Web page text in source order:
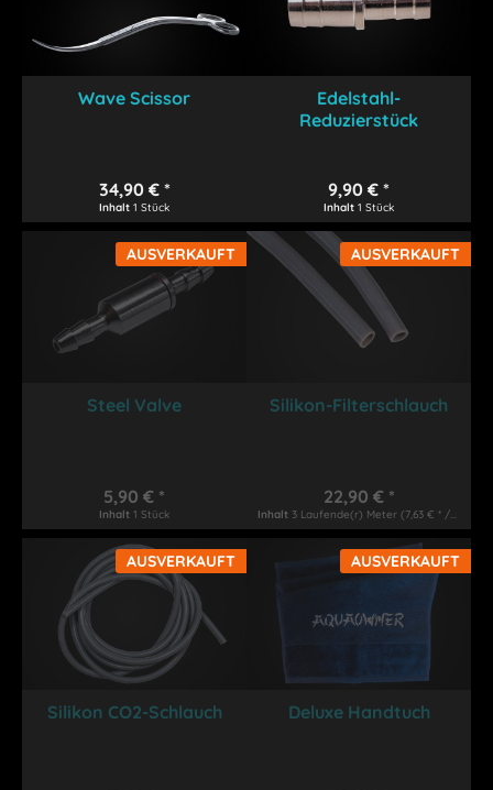
Wave Scissor
34,90 € *
Inhalt1 Stück
Edelstahl-
Reduzierstück
9,90 € *
Inhalt1 Stück
AUSVERKAUFT
Steel Valve
5,90 € *
Inhalt1 Stück
AUSVERKAUFT
Silikon-Filterschlauch
22,90 € *
Inhalt 3 Laufende(r) Meter(7,63 € * / 1 Laufende(r) Meter)
AUSVERKAUFT
Silikon CO2-Schlauch
AUSVERKAUFT
Deluxe Handtuch